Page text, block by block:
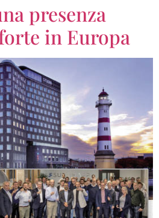
presenza
in Europa